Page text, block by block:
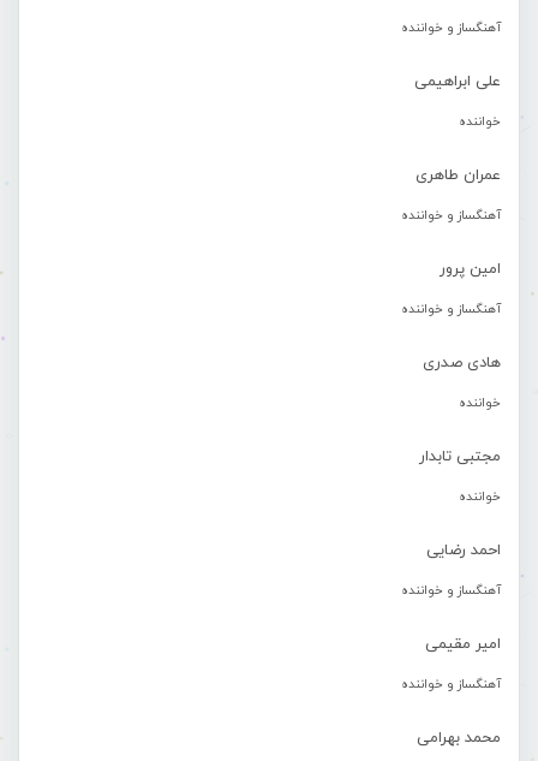
آهنگساز و خواننده
علی ابراهیمی
خواننده
عمران طاهری
آهنگساز و خواننده
امین پرور
آهنگساز و خواننده
هادی صدری
خواننده
مجتبی تابدار
خواننده
احمد رضایی
آهنگساز و خواننده
امیر مقیمی
آهنگساز و خواننده
محمد بهرامی